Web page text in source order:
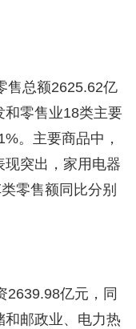
总额2625.62亿
和零售业18类主要
。主要商品中，
突出，家用电器
零售额同比分别
亿元，同
和邮政业、电力热